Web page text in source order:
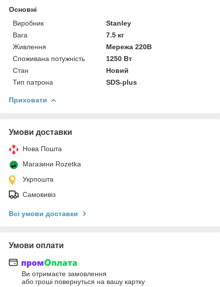
Основні
Виробник
Stanley
Вага
7.5 кг
Живлення
Мережа 220В
Споживана потужність
1250 Вт
Стан
Новий
Тип патрона
SDS-plus
Приховати
Умови доставки
Нова Пошта
Магазини Rozetka
Укрпошта
Самовивіз
Всі умови доставки
Умови оплати
Ви отримаєте замовлення
або гроші повернуться на вашу картку